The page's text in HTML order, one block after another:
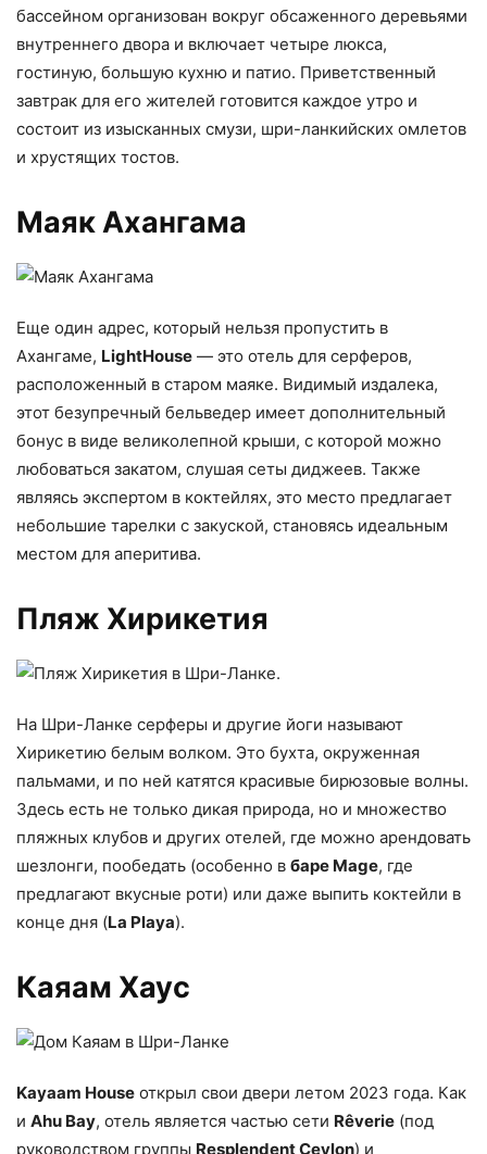
бассейном организован вокруг обсаженного деревьями
внутреннего двора и включает четыре люкса,
гостиную, большую кухню и патио. Приветственный
завтрак для его жителей готовится каждое утро и
состоит из изысканных смузи, шри-ланкийских омлетов
и хрустящих тостов.
Маяк Ахангама
Еще один адрес, который нельзя пропустить в
Ахангаме, LightHouse — это отель для серферов,
расположенный в старом маяке. Видимый издалека,
этот безупречный бельведер имеет дополнительный
бонус в виде великолепной крыши, с которой можно
любоваться закатом, слушая сеты диджеев. Также
являясь экспертом в коктейлях, это место предлагает
небольшие тарелки с закуской, становясь идеальным
местом для аперитива.
Пляж Хирикетия
На Шри-Ланке серферы и другие йоги называют
Хирикетию белым волком. Это бухта, окруженная
пальмами, и по ней катятся красивые бирюзовые волны.
Здесь есть не только дикая природа, но и множество
пляжных клубов и других отелей, где можно арендовать
шезлонги, пообедать (особенно в баре Mage, где
предлагают вкусные роти) или даже выпить коктейли в
конце дня (La Playa).
Каяам Хаус
Kayaam House открыл свои двери летом 2023 года. Как
и Ahu Bay, отель является частью сети Rêverie (под
руководством группы Resplendent Ceylon) и